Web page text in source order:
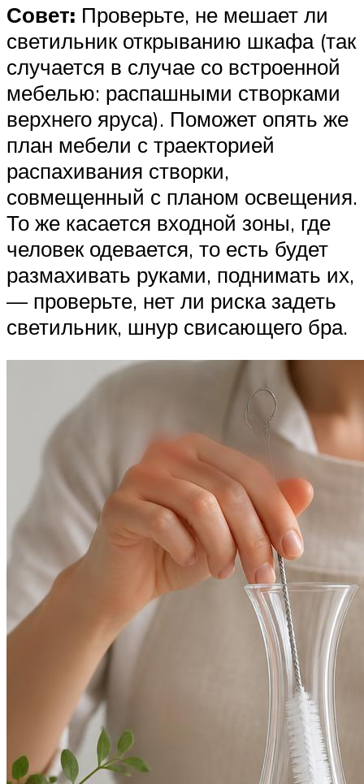
Совет: Проверьте, не мешает ли
светильник открыванию шкафа (так
случается в случае со встроенной
мебелью: распашными створками
верхнего яруса). Поможет опять же
план мебели с траекторией
распахивания створки,
совмещенный с планом освещения.
То же касается входной зоны, где
человек одевается, то есть будет
размахивать руками, поднимать их,
— проверьте, нет ли риска задеть
светильник, шнур свисающего бра.